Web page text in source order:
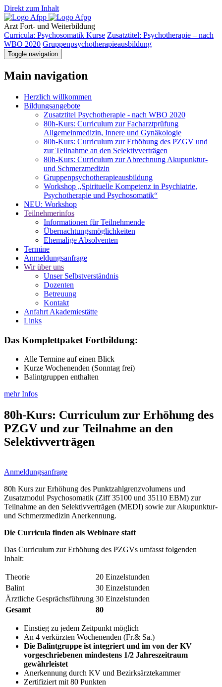
Direkt zum Inhalt
Arzt Fort- und Weiterbildung
Curricula: Psychosomatik Kurse Zusatztitel: Psychotherapie – nach
WBO 2020 Gruppenpsychotherapieausbildung
Toggle navigation
Main navigation
Herzlich willkommen
Bildungsangebote
Zusatztitel Psychotherapie - nach WBO 2020
80h-Kurs: Curriculum zur Facharztprüfung
Allgemeinmedizin, Innere und Gynäkologie
80h-Kurs: Curriculum zur Erhöhung des PZGV und
zur Teilnahme an den Selektivverträgen
80h-Kurs: Curriculum zur Abrechnung Akupunktur-
und Schmerzmedizin
Gruppenpsychotherapieausbildung
Workshop „Spirituelle Kompetenz in Psychiatrie,
Psychotherapie und Psychosomatik“
NEU: Workshop
Teilnehmerinfos
Informationen für Teilnehmende
Übernachtungsmöglichkeiten
Ehemalige Absolventen
Termine
Anmeldungsanfrage
Wir über uns
Unser Selbstverständnis
Dozenten
Betreuung
Kontakt
Anfahrt Akademiestätte
Links
Das Komplettpaket Fortbildung:
Alle Termine auf einen Blick
Kurze Wochenenden (Sonntag frei)
Balintgruppen enthalten
mehr Infos
80h-Kurs: Curriculum zur Erhöhung des
PZGV und zur Teilnahme an den
Selektivverträgen
Anmeldungsanfrage
80h Kurs zur Erhöhung des Punktzahlgrenzvolumens und
Zusatzmodul Psychosomatik (Ziff 35100 und 35110 EBM) zur
Teilnahme an den Selektivverträgen (MEDI) sowie zur Akupunktur-
und Schmerzmedizin Anerkennung.
Die Curricula finden als Webinare statt
Das Curriculum zur Erhöhung des PZGVs umfasst folgenden
Inhalt:
Theorie 20 Einzelstunden
Balint
30 Einzelstunden
Ärztliche Gesprächsführung 30 Einzelstunden
Gesamt
80
Einstieg zu jedem Zeitpunkt möglich
An 4 verkürzten Wochenenden (Fr.& Sa.)
Die Balintgruppe ist integriert und im von der KV
vorgeschriebenen mindestens 1/2 Jahreszeitraum
gewährleistet
Anerkennung durch KV und Bezirksärztekammer
Zertifiziert mit 80 Punkten